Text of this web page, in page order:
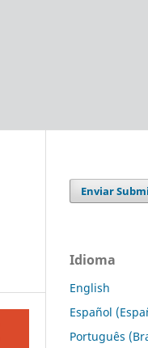
Enviar
Idioma
English
Español
Português